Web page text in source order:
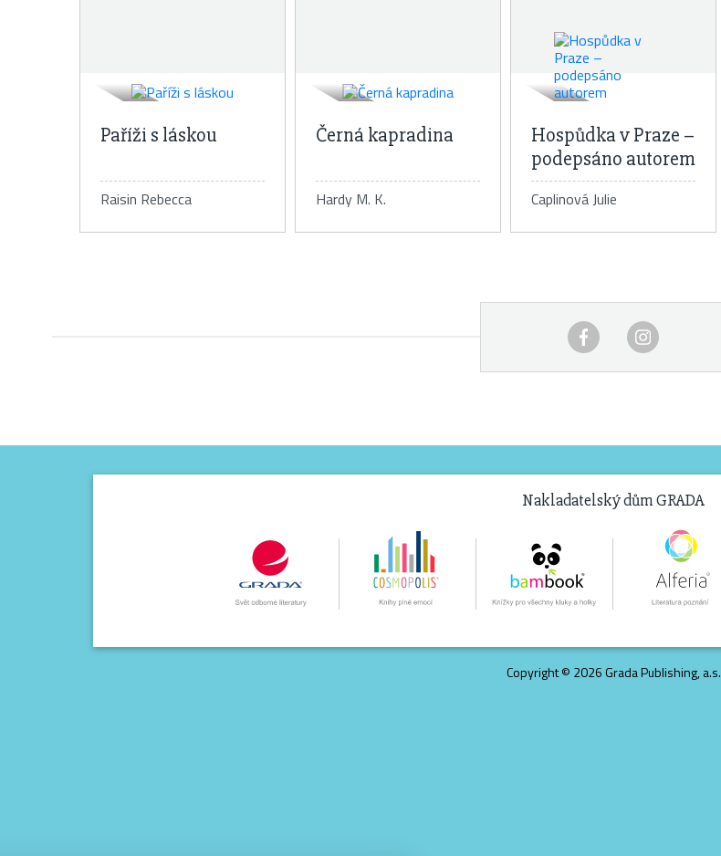
Paříži s láskou
Raisin Rebecca
Detail knihy
Černá kapradina
Hardy M. K.Detail knihy
Hospůdka v Praze –
podepsáno autorem
Caplinová JulieDetail knihy
Nakladatelský dům GRADA
Copyright © 2026 Grada Publishing, a.s.